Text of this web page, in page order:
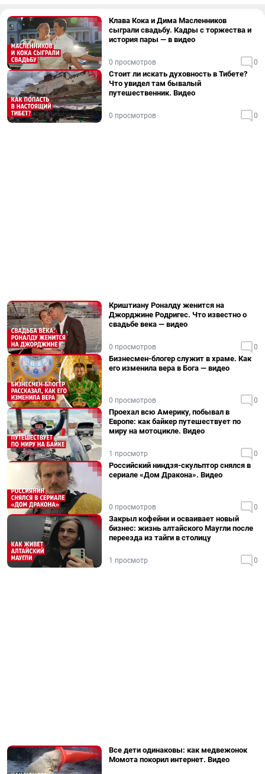
Клава Кока и Дима Масленников
сыграли свадьбу. Кадры с торжества и
история пары — в видео
0 просмотров 0
Стоит ли искать духовность в Тибете?
Что увидел там бывалый
путешественник. Видео
0 просмотров 0
Криштиану Роналду женится на
Джорджине Родригес. Что известно о
свадьбе века — видео
0 просмотров 0
Бизнесмен-блогер служит в храме. Как
его изменила вера в Бога — видео
0 просмотров 0
Проехал всю Америку, побывал в
Европе: как байкер путешествует по
миру на мотоцикле. Видео
1 просмотр 0
Российский ниндзя-скульптор снялся в
сериале «Дом Дракона». Видео
0 просмотров 0
Закрыл кофейни и осваивает новый
бизнес: жизнь алтайского Маугли после
переезда из тайги в столицу
1 просмотр 0
Все дети одинаковы: как медвежонок
Момота покорил интернет. Видео